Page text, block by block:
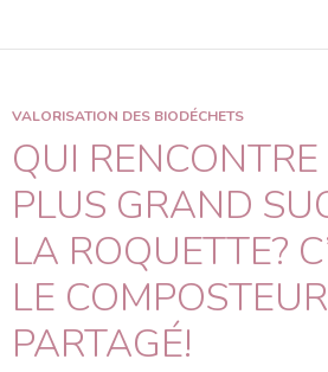
VALORISATION DES BIODÉCHETS
QUI RENCONTRE
PLUS GRAND
LA ROQUETTE?
LE COMPOSTEUR
PARTAGÉ!